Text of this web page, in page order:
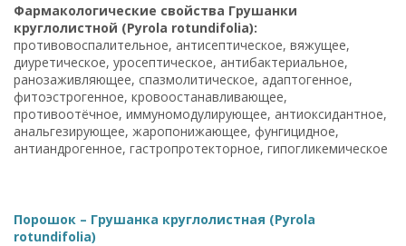
Фармакологические свойства Грушанки
круглолистной (Pyrola rotundifolia):
противовоспалительное, антисептическое, вяжущее,
диуретическое, уросептическое, антибактериальное,
ранозаживляющее, спазмолитическое, адаптогенное,
фитоэстрогенное, кровоостанавливающее,
противоотёчное, иммуномодулирующее, антиоксидантное,
анальгезирующее, жаропонижающее, фунгицидное,
антиандрогенное, гастропротекторное, гипогликемическое
Порошок – Грушанка круглолистная (Pyrola
rotundifolia)